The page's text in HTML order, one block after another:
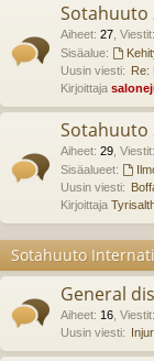
Sotahuuto
Aiheet: 27 Viestit:
Sisäalue:
Uusin viesti: Re:
Kirjoittaja
Sotahuuto
Aiheet: 29 Viestit:
Sisäalueet:
Uusin viesti:
Kirjoittaja
Sotahuuto
General
Aiheet: 16 Viestit:
Uusin viesti: